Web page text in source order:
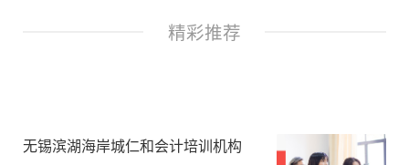
精彩推荐
无锡滨湖海岸城仁和会计培训机构